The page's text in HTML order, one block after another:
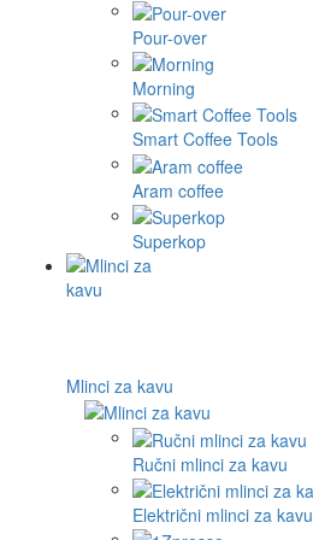
Pour-over
Morning
Smart Coffee Tools
Aram coffee
Superkop
Mlinci za kavu
Ručni mlinci za kavu
Električni mlinci za kavu